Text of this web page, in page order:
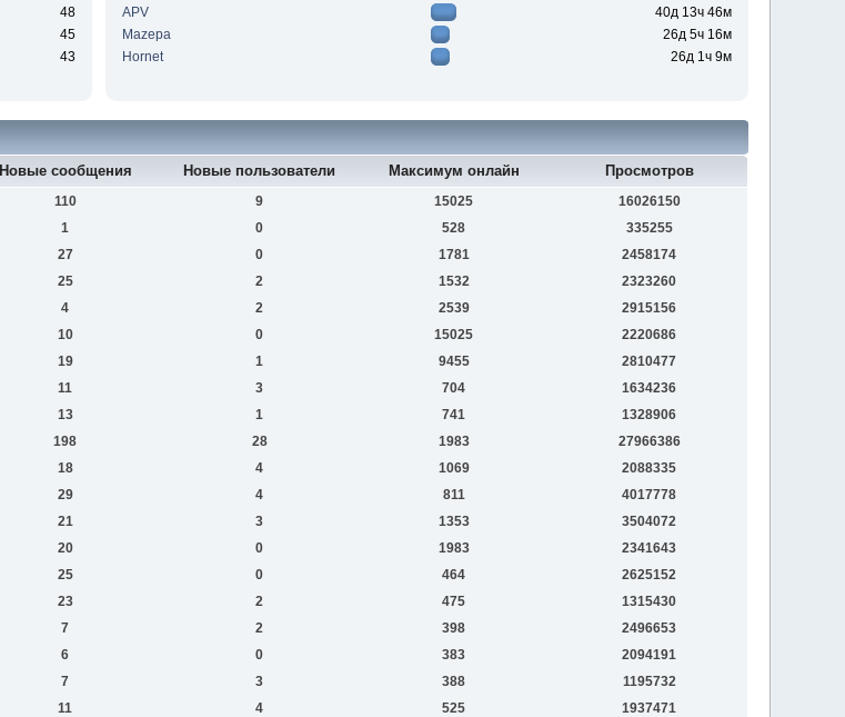
48
45
43
APV
40д 13ч 46м
Mazepa
26д 5ч 16м
Hornet
26д 1ч 9м
Новые сообщения Новые пользователи Максимум онлайн Просмотров
110 9 15025
16026150
1 0 528
335255
27 0 1781
2458174
25 2 1532
2323260
4 2 2539
2915156
10 0 15025
2220686
19 1 9455
2810477
11 3 704
1634236
13 1 741
1328906
198 28 1983
27966386
18 4 1069
2088335
29 4 811
4017778
21 3 1353
3504072
20 0 1983
2341643
25 0 464
2625152
23 2 475
1315430
7 2 398
2496653
6 0 383
2094191
7 3 388
1195732
11 4 525
1937471